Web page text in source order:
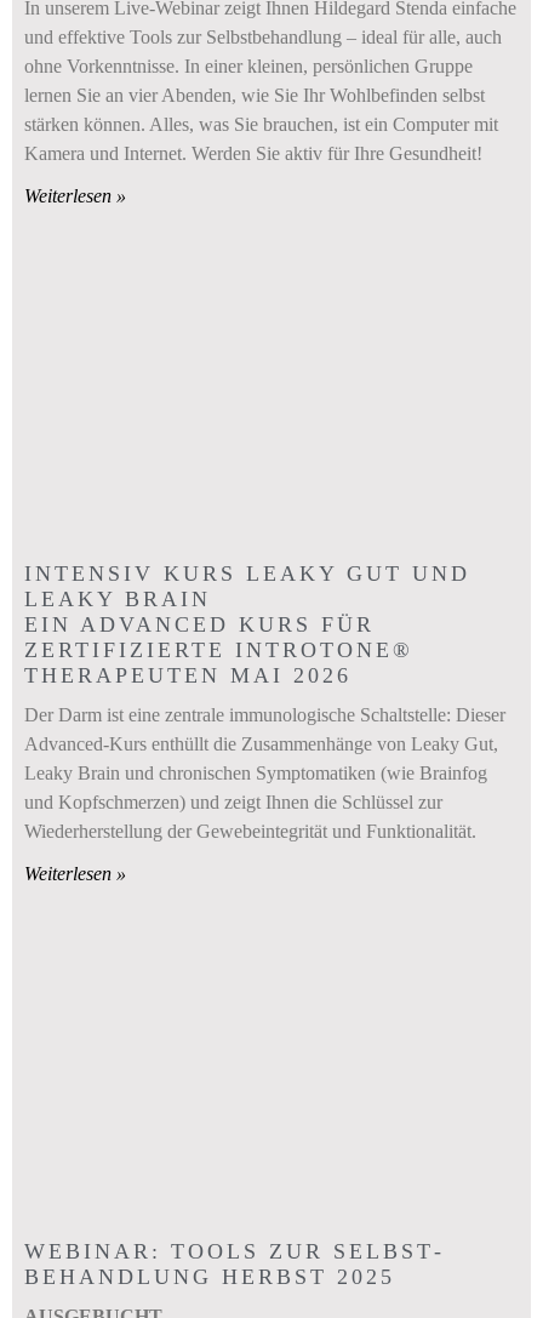
In unserem Live-Webinar zeigt Ihnen Hildegard Stenda einfache
und effektive Tools zur Selbstbehandlung – ideal für alle, auch
ohne Vorkenntnisse. In einer kleinen, persönlichen Gruppe
lernen Sie an vier Abenden, wie Sie Ihr Wohlbefinden selbst
stärken können. Alles, was Sie brauchen, ist ein Computer mit
Kamera und Internet. Werden Sie aktiv für Ihre Gesundheit!
Weiterlesen »
INTENSIV KURS LEAKY GUT UND
LEAKY BRAIN
EIN ADVANCED KURS FÜR
ZERTIFIZIERTE INTROTONE®
THERAPEUTEN MAI 2026
Der Darm ist eine zentrale immunologische Schaltstelle: Dieser
Advanced-Kurs enthüllt die Zusammenhänge von Leaky Gut,
Leaky Brain und chronischen Symptomatiken (wie Brainfog
und Kopfschmerzen) und zeigt Ihnen die Schlüssel zur
Wiederherstellung der Gewebeintegrität und Funktionalität.
Weiterlesen »
WEBINAR: TOOLS ZUR SELBST­
BEHANDLUNG HERBST 2025